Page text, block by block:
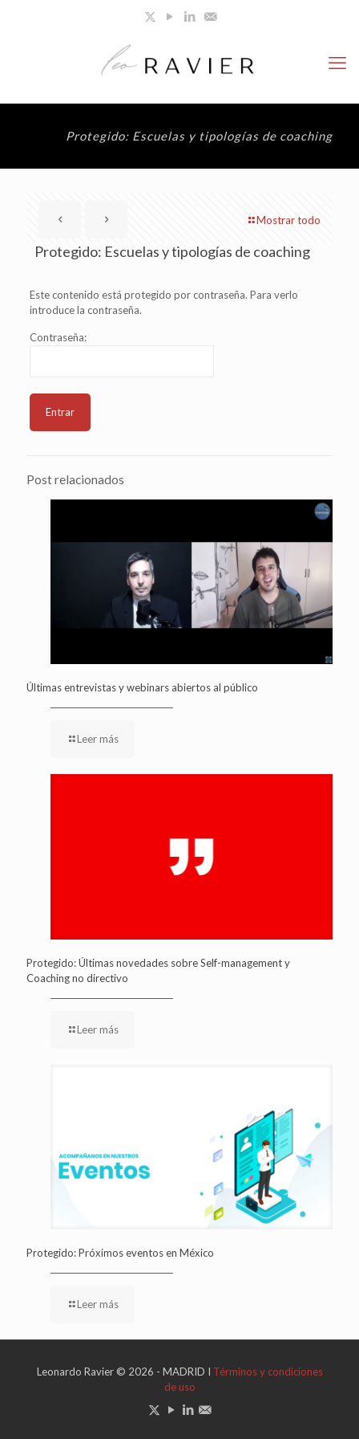
Protegido: Escuelas y tipologías de coaching
Mostrar todo
Protegido: Escuelas y tipologías de coaching
Este contenido está protegido por contraseña. Para verlo
introduce la contraseña.
Contraseña:
Post relacionados
Últimas entrevistas y webinars abiertos al público
Leer más
Protegido: Últimas novedades sobre Self-management y
Coaching no directivo
Leer más
Protegido: Próximos eventos en México
Leer más
Leonardo Ravier © 2026 - MADRID I Términos y condiciones
de uso